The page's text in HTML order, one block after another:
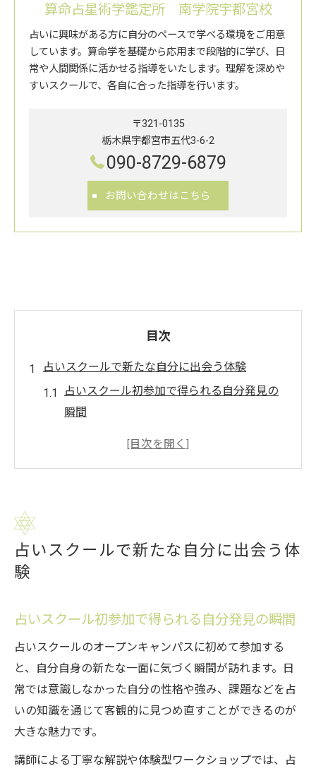
算命占星術学鑑定所 南学院宇都宮校
占いに興味がある方に自分のペースで学べる環境をご用意
しています。算命学を基礎から応用まで段階的に学び、日
常や人間関係に活かせる指導をいたします。理解を深めや
すいスクールで、各自に合った指導を行います。
〒321-0135
栃木県宇都宮市五代3-6-2
090-8729-6879
お問い合わせはこちら
目次
占いスクールで新たな自分に出会う体験
占いスクール初参加で得られる自分発見の
瞬間
占いスクールの体験で広がる自己理解の第
占いスクールを通じて感じる自分の変化と
占いスクール体験会で自己理解を深める方
法
占いスクールで心の内面を知るワーク体験
占いスクール体験会が自分を見つめ直す機
会に
占いスクールの体験で見える本当の自分と
は
占いスクールで新たな自分に出会う体
験
占いスクール初参加で得られる自分発見の瞬間
占いスクールのオープンキャンパスに初めて参加する
と、自分自身の新たな一面に気づく瞬間が訪れます。日
常では意識しなかった自分の性格や強み、課題などを占
いの知識を通じて客観的に見つめ直すことができるのが
大きな魅力です。
講師による丁寧な解説や体験型ワークショップでは、占